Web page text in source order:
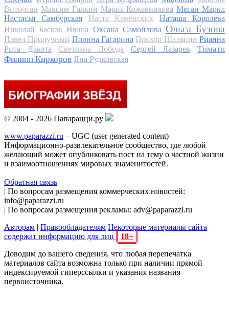
Виторган Максим Галкин Мария Кожевникова Меган Маркл
Настасья Самбурская
Настя Каменских
Наташа Королева
Николай Басков Нюша Оксана Самойлова Ольга Бузова
Павел Прилучный Полина Гагарина Прохор Шаляпин Рианна
Рита Дакота
Светлана Лобода Сергей Лазарев
Тимати
Филипп Киркоров Яна Рудковская
© 2004 - 2026 Папарацци.ру
www.paparazzi.ru – UGC (user generated content)
Информационно-развлекательное сообщество, где любой
желающий может опубликовать пост на тему о частной жизни
и взаимоотношениях мировых знаменитостей.
Обратная связь
| По вопросам размещения коммерческих новостей:
info@paparazzi.ru
| По вопросам размещения рекламы: adv@paparazzi.ru
Авторам | Правообладателям Некоторые материалы сайта
содержат информацию для лиц
18+
Доводим до вашего сведения, что любая перепечатка
материалов сайта возможна только при наличии прямой
индексируемой гиперссылки и указания названия
первоисточника.